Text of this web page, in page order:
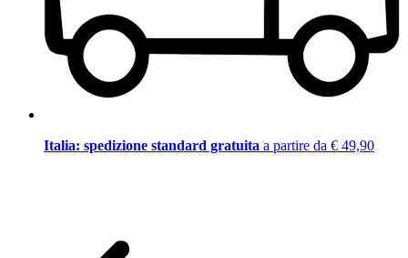
Italia: spedizione standard gratuita a partire da € 49,90